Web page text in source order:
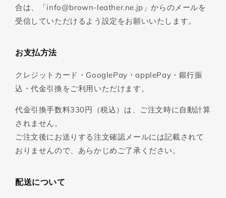
合は、「info@brown-leather.ne.jp」からのメールを
受信していただけるよう設定をお願いいたします。
お支払方法
クレジットカード・GooglePay・applePay・銀行振
込・代金引換をご利用いただけます。
代金引換手数料330円（税込）は、ご注文時に自動計算
されません。
ご注文後にお送りする注文確認メールには記載されて
おりませんので、あらかじめご了承ください。
配送について